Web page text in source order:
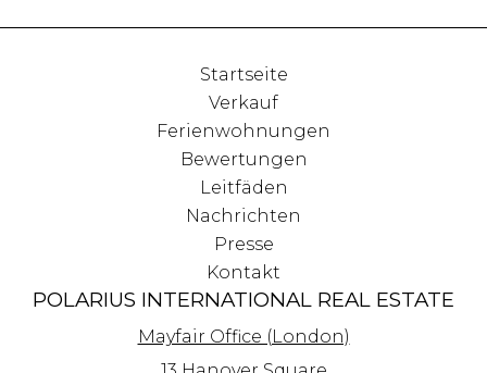
Startseite
Verkauf
Ferienwohnungen
Bewertungen
Leitfäden
Nachrichten
Presse
Kontakt
POLARIUS INTERNATIONAL REAL ESTATE
Mayfair Office (London)